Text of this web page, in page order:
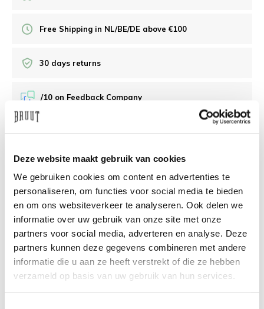
Deze website maakt gebruik van cookies
We gebruiken cookies om content en advertenties te
personaliseren, om functies voor social media te bieden
en om ons websiteverkeer te analyseren. Ook delen we
informatie over uw gebruik van onze site met onze
partners voor social media, adverteren en analyse. Deze
partners kunnen deze gegevens combineren met andere
informatie die u aan ze heeft verstrekt of die ze hebben
verzameld op basis van uw gebruik van hun services.
Free Shipping in NL/BE/DE above €100
30 days returns
/10 on Feedback Company
About this product
Shipment and returns
Related products